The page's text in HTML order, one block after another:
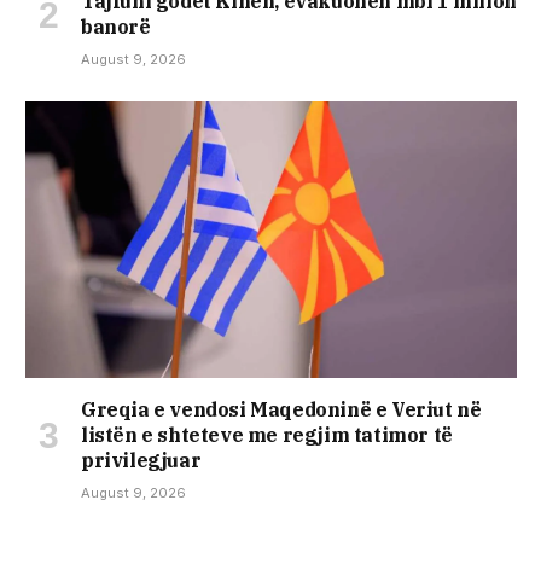
banorë
August 9, 2026
Greqia e vendosi Maqedoninë e Veriut në
listën e shteteve me regjim tatimor të
privilegjuar
August 9, 2026